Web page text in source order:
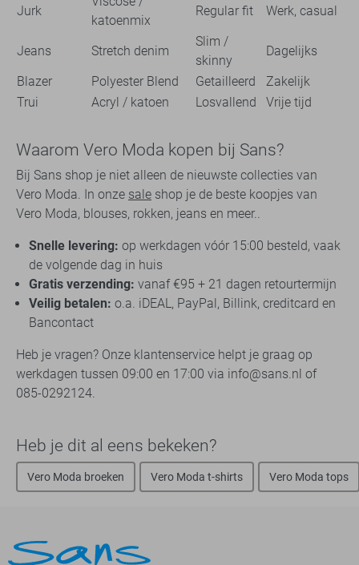
Jurk
katoenmix
Regular fit Werk, casual
Jeans Stretch denim
Slim /
skinny
Dagelijks
Blazer
Polyester Blend Getailleerd
Zakelijk
Trui
Acryl / katoen Losvallend Vrije tijd
Waarom Vero Moda kopen bij Sans?
Bij Sans shop je niet alleen de nieuwste collecties van
Vero Moda. In onze sale shop je de beste koopjes van
Vero Moda, blouses, rokken, jeans en meer..
Snelle levering: op werkdagen vóór 15:00 besteld, vaak
de volgende dag in huis
Gratis verzending: vanaf €95 + 21 dagen retourtermijn
Veilig betalen: o.a. iDEAL, PayPal, Billink, creditcard en
Bancontact
Heb je vragen? Onze klantenservice helpt je graag op
werkdagen tussen 09:00 en 17:00 via info@sans.nl of
085-0292124.
Heb je dit al eens bekeken?
Vero Moda broeken Vero Moda t-shirts Vero Moda tops